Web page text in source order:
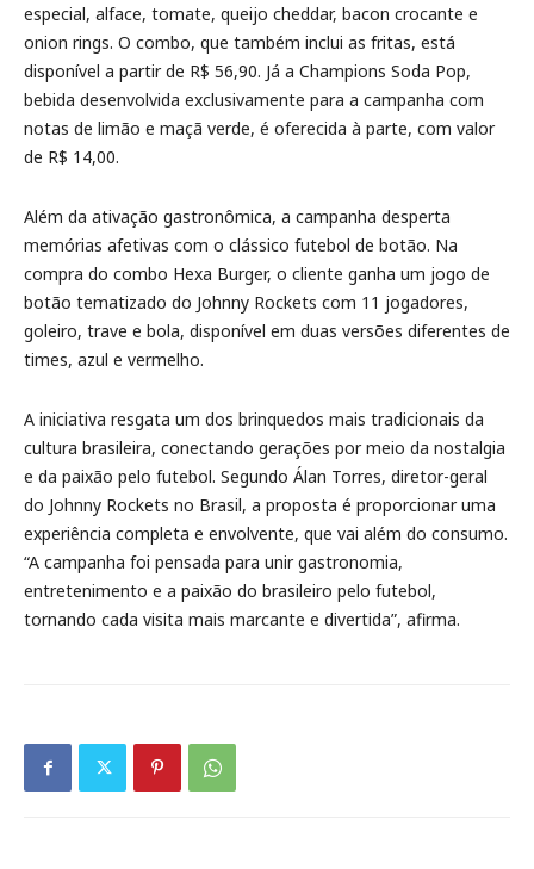
especial, alface, tomate, queijo cheddar, bacon crocante e
onion rings. O combo, que também inclui as fritas, está
disponível a partir de R$ 56,90. Já a Champions Soda Pop,
bebida desenvolvida exclusivamente para a campanha com
notas de limão e maçã verde, é oferecida à parte, com valor
de R$ 14,00.
Além da ativação gastronômica, a campanha desperta
memórias afetivas com o clássico futebol de botão. Na
compra do combo Hexa Burger, o cliente ganha um jogo de
botão tematizado do Johnny Rockets com 11 jogadores,
goleiro, trave e bola, disponível em duas versões diferentes de
times, azul e vermelho.
A iniciativa resgata um dos brinquedos mais tradicionais da
cultura brasileira, conectando gerações por meio da nostalgia
e da paixão pelo futebol. Segundo Álan Torres, diretor-geral
do Johnny Rockets no Brasil, a proposta é proporcionar uma
experiência completa e envolvente, que vai além do consumo.
“A campanha foi pensada para unir gastronomia,
entretenimento e a paixão do brasileiro pelo futebol,
tornando cada visita mais marcante e divertida”, afirma.